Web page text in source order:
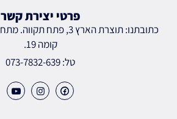
פרטי יצירת קשר
קומה 19.
טל: 073-7832-639